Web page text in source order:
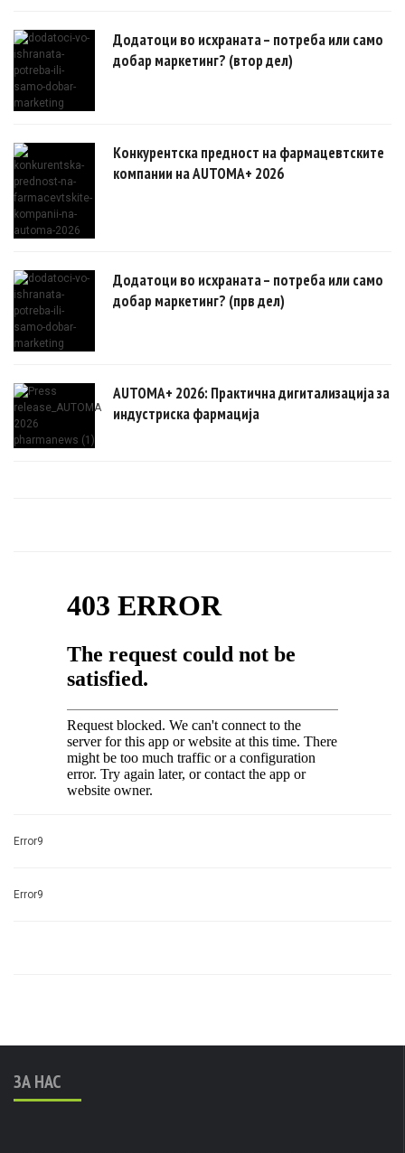
Додатоци во исхраната – потреба или само
добар маркетинг? (втор дел)
Конкурентска предност на фармацевтските
компании на AUTOMA+ 2026
Додатоци во исхраната – потреба или само
добар маркетинг? (прв дел)
AUTOMA+ 2026: Практична дигитализација за
индустриска фармација
Error9
Error9
ЗА НАС